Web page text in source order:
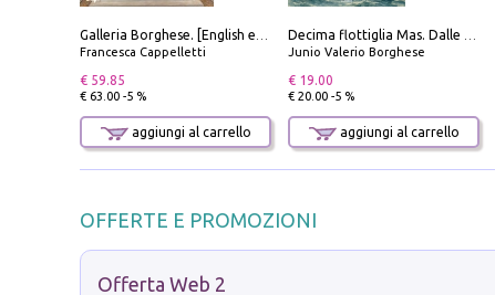
Galleria Borghese. [English edition]
Francesca Cappelletti
€ 59.85
€ 63.00 -5 %
aggiungi al carrello
Decima flottiglia Mas. Dalle origini all'armistizio
Junio Valerio Borghese
€ 19.00
€ 20.00 -5 %
aggiungi al carrello
OFFERTE E PROMOZIONI
Offerta Web 2